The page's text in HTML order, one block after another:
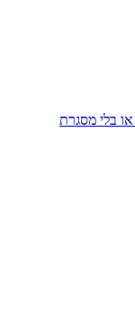
בלי מסגרת